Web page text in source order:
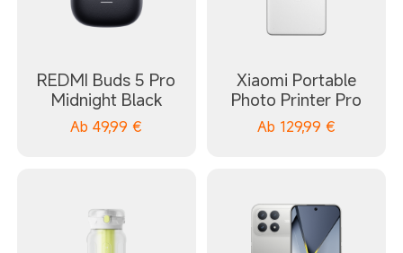
REDMI Buds 5 Pro
Midnight Black
Ab 49,99 €
Xiaomi Portable
Photo Printer Pro
Ab 129,99 €